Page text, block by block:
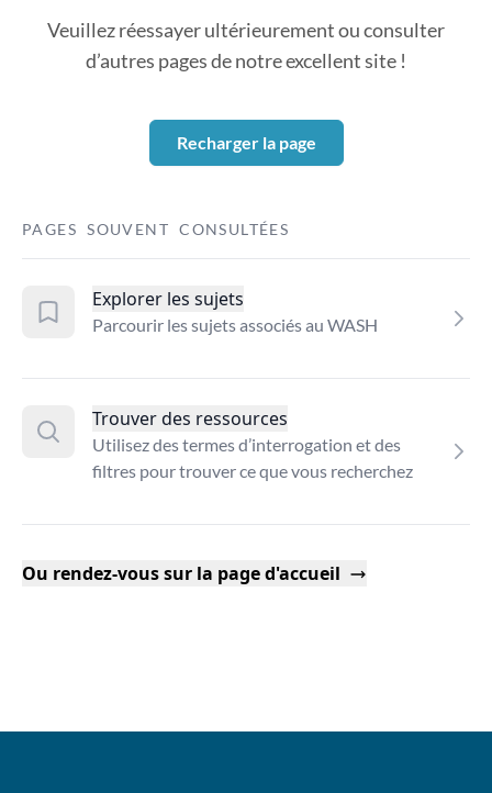
Veuillez réessayer ultérieurement ou consulter
d’autres pages de notre excellent site !
Recharger la page
PAGES SOUVENT CONSULTÉES
Explorer les sujets
Parcourir les sujets associés au WASH
Trouver des ressources
Utilisez des termes d’interrogation et des
filtres pour trouver ce que vous recherchez
Ou rendez-vous sur la page d'accueil